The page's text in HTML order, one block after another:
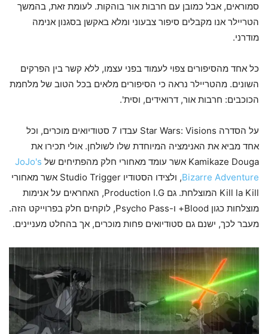
סמוראים, אבל כמובן עם חרבות אור בוהקות. לעומת זאת, בהמשך
הטריילר אנו מקבלים סיפור צבעוני ומלא באקשן בסגנון אנימה
מודרני.
כל אחד מהסיפורים צפוי לעמוד בפני עצמו, ללא קשר בין הפרקים
השונים. מהטריילר נראה כי הסיפורים מלאים בכל הטוב של מלחמת
הכוכבים: חרבות אור, דרואידים, וסית'.
על הסדרה Star Wars: Visions עבדו 7 סטודיואים מוכרים, וכל
אחד מביא את האנימציה המיוחדת שלו לשולחן. אולי תכירו את
Kamikaze Douga אשר עומד מאחורי חלק מהפתיחים של
JoJo's
Bizarre Adventure
, ולצידו הסטודיו Studio Trigger אשר מאחורי
Kill la Kill המוצלחת. גם Production I.G, האחראים על אנימות
מוצלחות כגון Blood+ ו-Psycho Pass, לוקחים חלק בפרוייקט הזה.
מעבר לכך, ישנם גם סטודיואים פחות מוכרים, אך בהחלט מעניינים.